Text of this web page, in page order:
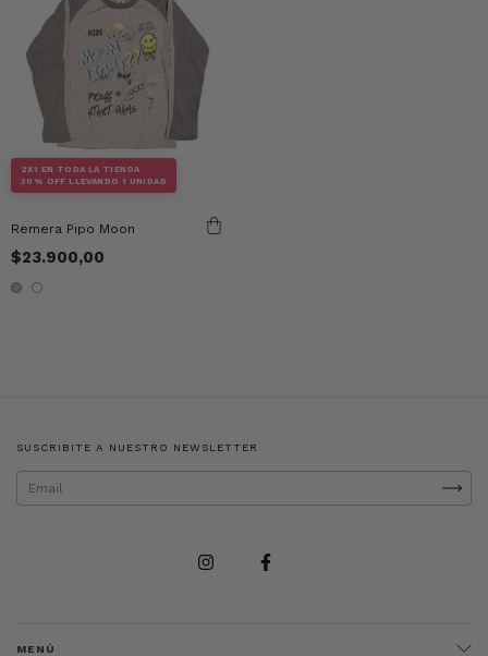
2X1 EN TODA LA TIENDA
30% OFF LLEVANDO 1 UNIDAD
Remera Pipo Moon
$23.900,00
SUSCRIBITE A NUESTRO NEWSLETTER
MENÚ